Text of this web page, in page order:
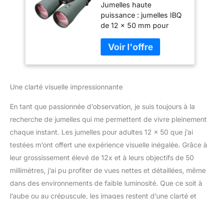
avec adaptateur de
téléphone, UHD
367/914 m, lentille
FMC à prisme
BAK4, étanche IPX7
pour l'observation
des oiseaux, le
les voyages,
Jumelles haute
puissance : jumelles IBQ
de 12 x 50 mm pour
avec lentilles entièrement
multicouches et prismes
à revêtement diélectrique
jumelles IBQ offrent une
une netteté
exceptionnelles, même
dans les conditions les
environnements les plus
difficiles. Jumelles pour
l'observation des
oiseaux : les jumelles IBQ
Une clarté visuelle impressionnante
En tant que passionnée d’observation, je suis toujours à la
recherche de jumelles qui me permettent de vivre pleinement
chaque instant. Les jumelles pour adultes 12 x 50 que j’ai
testées m’ont offert une expérience visuelle inégalée. Grâce à
leur grossissement élevé de 12x et à leurs objectifs de 50
millimètres, j’ai pu profiter de vues nettes et détaillées, même
dans des environnements de faible luminosité. Que ce soit à
l’aube ou au crépuscule, les images restent d’une clarté et